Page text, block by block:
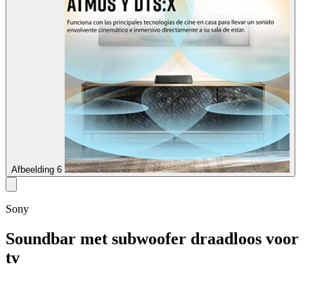
Afbeelding 6
Sony
Soundbar met subwoofer draadloos voor
tv